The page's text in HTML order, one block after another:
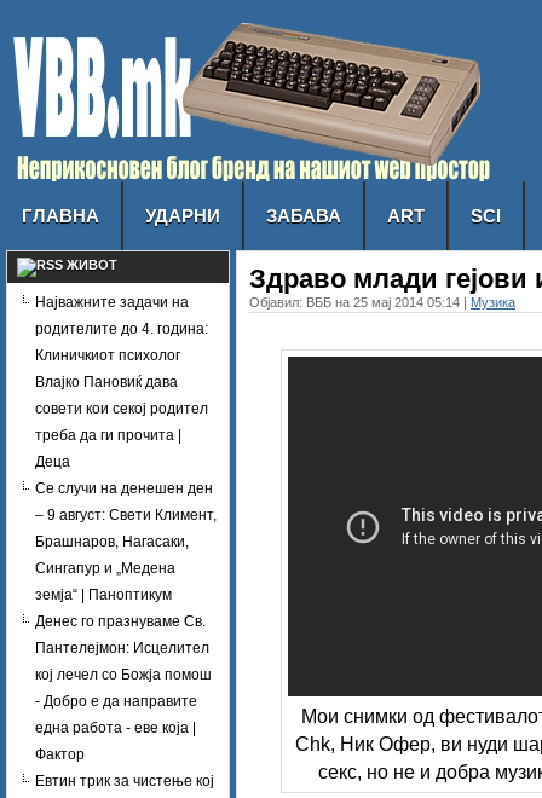
ГЛАВНА УДАРНИ ЗАБАВА ART SCI
ЖИВОТ
Најважните задачи на
родителите до 4. година:
Клиничкиот психолог
Влајко Пановиќ дава
совети кои секој родител
треба да ги прочита |
Деца
Се случи на денешен ден
– 9 август: Свети Климент,
Брашнаров, Нагасаки,
Сингапур и „Медена
земја“ | Паноптикум
Денес го празнуваме Св.
Пантелејмон: Исцелител
кој лечел со Божја помош
- Добро е да направите
една работа - еве која |
Фактор
Евтин трик за чистење кој
Здраво млади гејови
Објавил: ВББ на 25 мај 2014 05:14 | Музика
Мои снимки од
Chk, Ник Офер, ви нуди
секс, но не и добра